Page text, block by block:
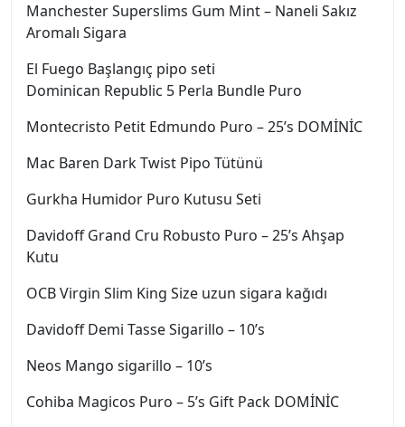
Manchester Superslims Gum Mint – Naneli Sakız
Aromalı Sigara
El Fuego Başlangıç pipo seti
Dominican Republic 5 Perla Bundle Puro
Montecristo Petit Edmundo Puro – 25’s DOMİNİC
Mac Baren Dark Twist Pipo Tütünü
Gurkha Humidor Puro Kutusu Seti
Davidoff Grand Cru Robusto Puro – 25’s Ahşap
Kutu
OCB Virgin Slim King Size uzun sigara kağıdı
Davidoff Demi Tasse Sigarillo – 10’s
Neos Mango sigarillo – 10’s
Cohiba Magicos Puro – 5’s Gift Pack DOMİNİC